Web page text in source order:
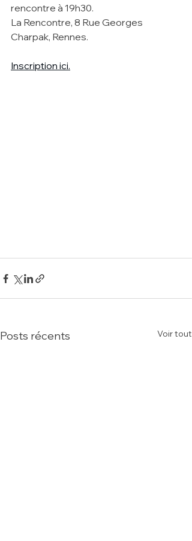
rencontre à 19h30.
La Rencontre, 8 Rue Georges
Charpak, Rennes.
Inscription ici.
Posts récents Voir tout